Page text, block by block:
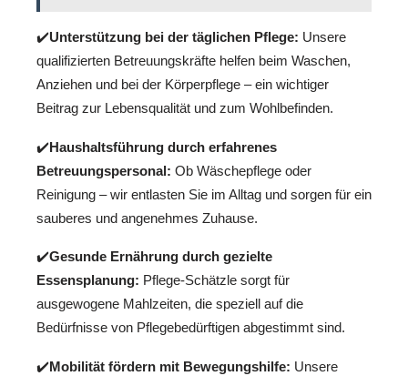
✔️Unterstützung bei der täglichen Pflege: Unsere
qualifizierten Betreuungskräfte helfen beim Waschen,
Anziehen und bei der Körperpflege – ein wichtiger
Beitrag zur Lebensqualität und zum Wohlbefinden.
✔️Haushaltsführung durch erfahrenes
Betreuungspersonal: Ob Wäschepflege oder
Reinigung – wir entlasten Sie im Alltag und sorgen für ein
sauberes und angenehmes Zuhause.
✔️Gesunde Ernährung durch gezielte
Essensplanung: Pflege-Schätzle sorgt für
ausgewogene Mahlzeiten, die speziell auf die
Bedürfnisse von Pflegebedürftigen abgestimmt sind.
✔️Mobilität fördern mit Bewegungshilfe: Unsere